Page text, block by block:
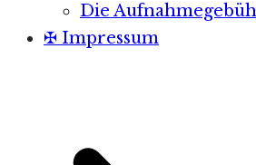
Die
✠ Impressum